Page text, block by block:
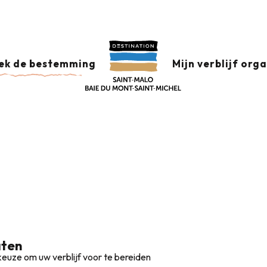
de bestemming Mijn verblijf
MALO EN AAN
om uw verblijf voor te bereiden